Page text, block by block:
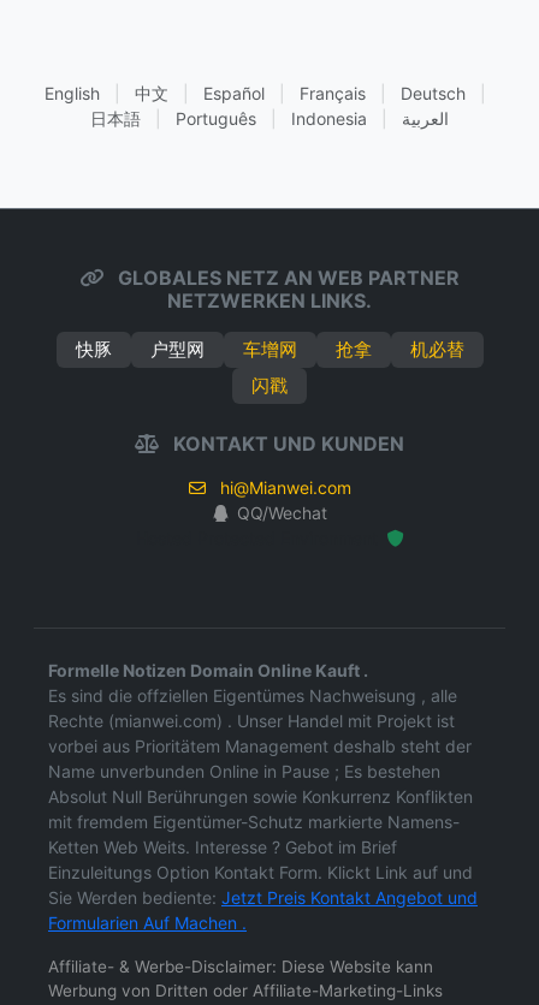
English 中文 Español Français Deutsch
日本語
Português Indonesia العربية
GLOBALES NETZ AN WEB PARTNER
NETZWERKEN LINKS.
快豚 户型网 车增网 抢拿
机必替
闪戳
KONTAKT UND KUNDEN
hi@Mianwei.com
QQ/Wechat
Formelle Notizen Domain Online Kauft .
Es sind die offziellen Eigentümes Nachweisung , alle
Rechte (mianwei.com) . Unser Handel mit Projekt ist
vorbei aus Prioritätem Management deshalb steht der
Name unverbunden Online in Pause ; Es bestehen
Absolut Null Berührungen sowie Konkurrenz Konflikten
mit fremdem Eigentümer-Schutz markierte Namens-
Ketten Web Weits. Interesse ? Gebot im Brief
Einzuleitungs Option Kontakt Form. Klickt Link auf und
Sie Werden bediente: Jetzt Preis Kontakt Angebot und
Formularien Auf Machen .
Affiliate- & Werbe-Disclaimer: Diese Website kann
Werbung von Dritten oder Affiliate-Marketing-Links